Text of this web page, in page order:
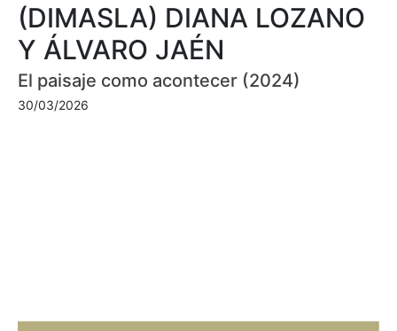
(DIMASLA) DIANA LOZANO
Y ÁLVARO JAÉN
El paisaje como acontecer (2024)
30/03/2026